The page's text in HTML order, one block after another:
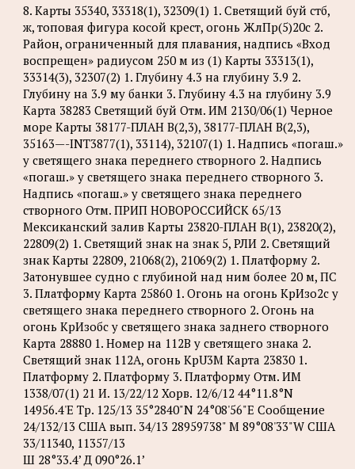
8. Карты 35340, 33318(1), 32309(1) 1. Светящий буй стб,
ж, топовая фигура косой крест, огонь ЖлПр(5)20с 2.
Район, ограниченный для плавания, надпись «Вход
воспрещен» радиусом 250 м из (1) Карты 33313(1),
33314(3), 32307(2) 1. Глубину 4.3 на глубину 3.9 2.
Глубину на 3.9 му банки 3. Глубину 4.3 на глубину 3.9
Карта 38283 Светящий буй Отм. ИМ 2130/06(1) Черное
море Карты 38177-ПЛАН B(2,3), 38177-ПЛАН B(2,3),
35163—-INT3877(1), 33114), 32107(1) 1. Надпись «погаш.»
у светящего знака переднего створного 2. Надпись
«погаш.» у светящего знака переднего створного 3.
Надпись «погаш.» у светящего знака переднего
створного Отм. ПРИП НОВОРОССИЙСК 65/13
Мексиканский залив Карты 23820-ПЛАН B(1), 23820(2),
22809(2) 1. Светящий знак на знак 5, РЛИ 2. Светящий
знак Карты 22809, 21068(2), 21069(2) 1. Платформу 2.
Затонувшее судно с глубиной над ним более 20 м, ПС
3. Платформу Карта 25860 1. Огонь на огонь КрИзо2с у
светящего знака переднего створного 2. Огонь на
огонь КрИзобс у светящего знака заднего створного
Карта 28880 1. Номер на 112B у светящего знака 2.
Светящий знак 112A, огонь KpU3M Карта 23830 1.
Платформу 2. Платформу 3. Платформу Отм. ИМ
1338/07(1) 21 И. 13/22/12 Хорв. 12/6/12 44°11.8°N
14956.4'Е Tp. 125/13 35°2840"N 24°08'56"Е Сообщение
24/132/13 США вып. 34/13 28959738" М 89°08'33"W США
33/11340, 11357/13
Ш 28°33.4’ Д 090°26.1’